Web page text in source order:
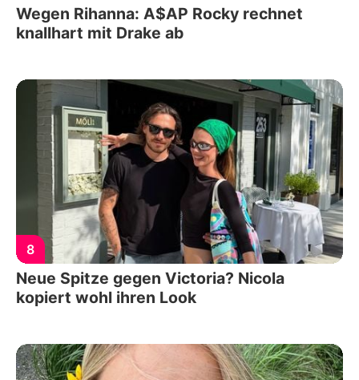
Wegen Rihanna: A$AP Rocky rechnet
knallhart mit Drake ab
8
Neue Spitze gegen Victoria? Nicola
kopiert wohl ihren Look